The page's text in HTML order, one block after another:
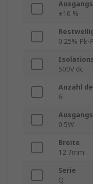
±10 %
0.25% Pk-
500V dc
Anzahl
6
0.5W
Breite
12.7mm
Serie
Q